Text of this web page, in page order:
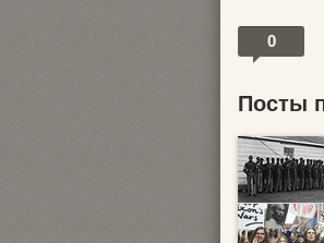
0
Посты